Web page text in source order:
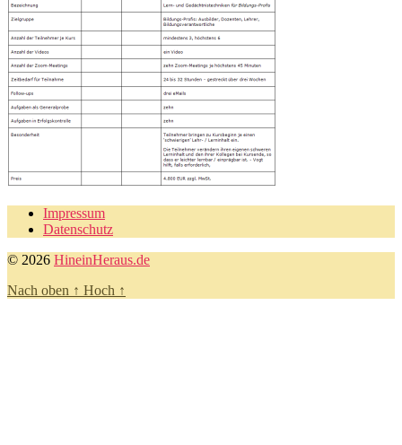
Impressum
Datenschutz
© 2026 HineinHeraus.de
Nach oben ↑ Hoch ↑